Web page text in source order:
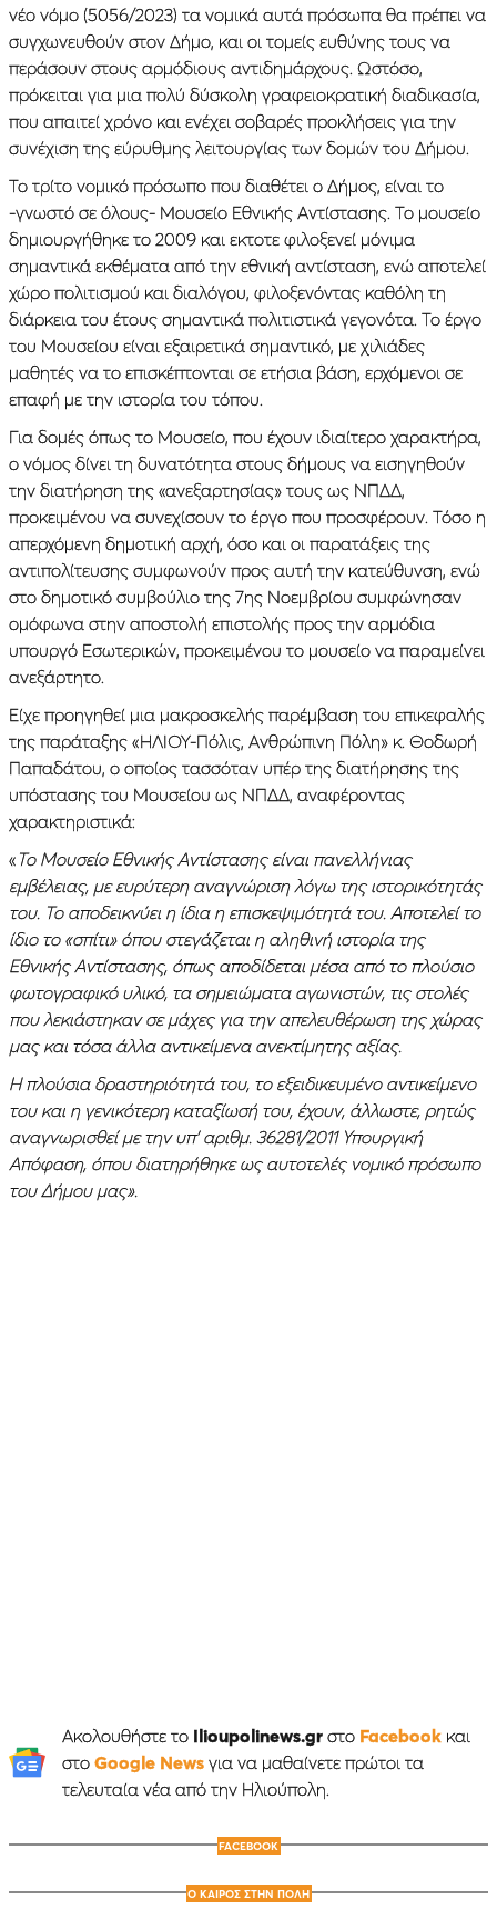
νέο νόμο (5056/2023) τα νομικά αυτά πρόσωπα θα πρέπει να
συγχωνευθούν στον Δήμο, και οι τομείς ευθύνης τους να
περάσουν στους αρμόδιους αντιδημάρχους. Ωστόσο,
πρόκειται για μια πολύ δύσκολη γραφειοκρατική διαδικασία,
που απαιτεί χρόνο και ενέχει σοβαρές προκλήσεις για την
συνέχιση της εύρυθμης λειτουργίας των δομών του Δήμου.
Το τρίτο νομικό πρόσωπο που διαθέτει ο Δήμος, είναι το
-γνωστό σε όλους- Μουσείο Εθνικής Αντίστασης. Το μουσείο
δημιουργήθηκε το 2009 και εκτοτε φιλοξενεί μόνιμα
σημαντικά εκθέματα από την εθνική αντίσταση, ενώ αποτελεί
χώρο πολιτισμού και διαλόγου, φιλοξενόντας καθόλη τη
διάρκεια του έτους σημαντικά πολιτιστικά γεγονότα. Το έργο
του Μουσείου είναι εξαιρετικά σημαντικό, με χιλιάδες
μαθητές να το επισκέπτονται σε ετήσια βάση, ερχόμενοι σε
επαφή με την ιστορία του τόπου.
Για δομές όπως το Μουσείο, που έχουν ιδιαίτερο χαρακτήρα,
ο νόμος δίνει τη δυνατότητα στους δήμους να εισηγηθούν
την διατήρηση της «ανεξαρτησίας» τους ως ΝΠΔΔ,
προκειμένου να συνεχίσουν το έργο που προσφέρουν. Τόσο η
απερχόμενη δημοτική αρχή, όσο και οι παρατάξεις της
αντιπολίτευσης συμφωνούν προς αυτή την κατεύθυνση, ενώ
στο δημοτικό συμβούλιο της 7ης Νοεμβρίου συμφώνησαν
ομόφωνα στην αποστολή επιστολής προς την αρμόδια
υπουργό Εσωτερικών, προκειμένου το μουσείο να παραμείνει
ανεξάρτητο.
Είχε προηγηθεί μια μακροσκελής παρέμβαση του επικεφαλής
της παράταξης «ΗΛΙΟΥ-Πόλις, Ανθρώπινη Πόλη» κ. Θοδωρή
Παπαδάτου, ο οποίος τασσόταν υπέρ της διατήρησης της
υπόστασης του Μουσείου ως ΝΠΔΔ, αναφέροντας
χαρακτηριστικά:
« Το Μουσείο Εθνικής Αντίστασης είναι πανελλήνιας
εμβέλειας, με ευρύτερη αναγνώριση λόγω της ιστορικότητάς
του. Το αποδεικνύει η ίδια η επισκεψιμότητά του. Αποτελεί το
ίδιο το «σπίτι» όπου στεγάζεται η αληθινή ιστορία της
Εθνικής Αντίστασης, όπως αποδίδεται μέσα από το πλούσιο
φωτογραφικό υλικό, τα σημειώματα αγωνιστών, τις στολές
που λεκιάστηκαν σε μάχες για την απελευθέρωση της χώρας
μας και τόσα άλλα αντικείμενα ανεκτίμητης αξίας.
Η πλούσια δραστηριότητά του, το εξειδικευμένο αντικείμενο
του και η γενικότερη καταξίωσή του, έχουν, άλλωστε, ρητώς
αναγνωρισθεί με την υπ’ αριθμ. 36281/2011 Υπουργική
Απόφαση, όπου διατηρήθηκε ως αυτοτελές νομικό πρόσωπο
του Δήμου μας».
Ακολουθήστε το Ilioupolinews.grστο Facebookκαι
στο Google Newsγια να μαθαίνετε πρώτοι τα
τελευταία νέα από την Ηλιούπολη.
FACEBOOK
Ο ΚΑΙΡΟΣ ΣΤΗΝ ΠΟΛΗ